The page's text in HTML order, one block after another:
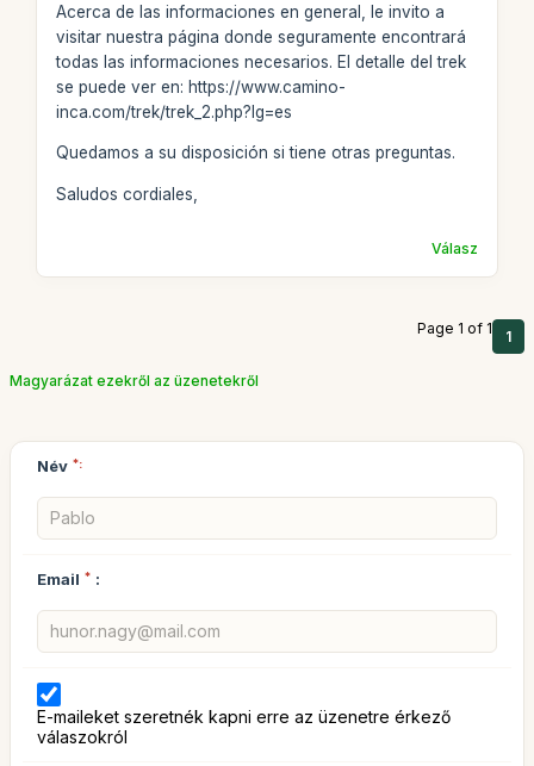
Acerca de las informaciones en general, le invito a
visitar nuestra página donde seguramente encontrará
todas las informaciones necesarios. El detalle del trek
se puede ver en: https://www.camino-
inca.com/trek/trek_2.php?lg=es
Quedamos a su disposición si tiene otras preguntas.
Saludos cordiales,
Válasz
Page 1 of 1 1
Magyarázat ezekről az üzenetekről
Név *:
Email * :
E-maileket szeretnék kapni erre az üzenetre érkező
válaszokról